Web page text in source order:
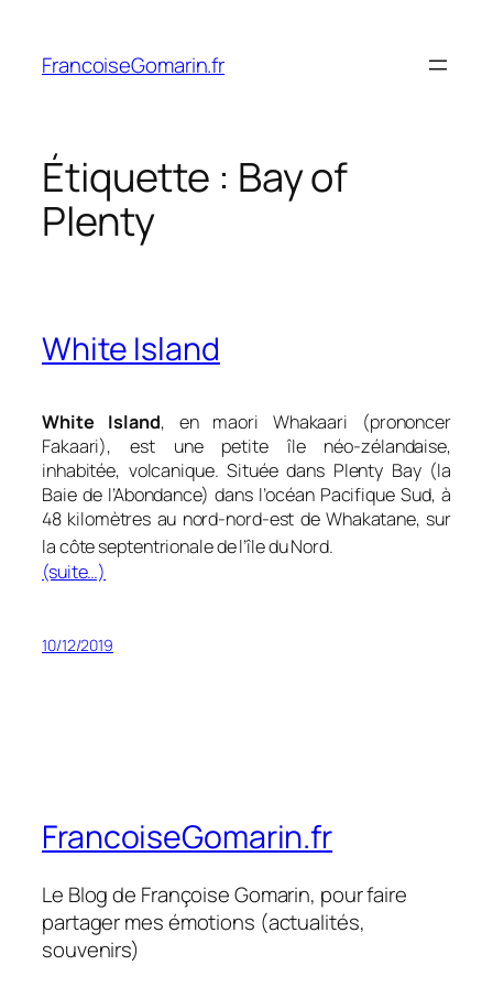
contenu
FrancoiseGomarin.fr
Étiquette : Bay of
Plenty
White Island
White Island, en maori Whakaari (prononcer
Fakaari), est une petite île néo-zélandaise,
inhabitée, volcanique. Située dans Plenty Bay (la
Baie de l’Abondance) dans l’océan Pacifique Sud, à
48 kilomètres au nord-nord-est de Whakatane, sur
la côte septentrionale de l’île du Nord.
(suite…)
10/12/2019
FrancoiseGomarin.fr
Le Blog de Françoise Gomarin, pour faire
partager mes émotions (actualités,
souvenirs)